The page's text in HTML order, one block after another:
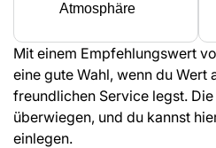
Atmosphäre
Mit einem Empfehlungswert
eine gute Wahl, wenn du Wert
freundlichen Service legst.
überwiegen, und du kannst
einlegen.